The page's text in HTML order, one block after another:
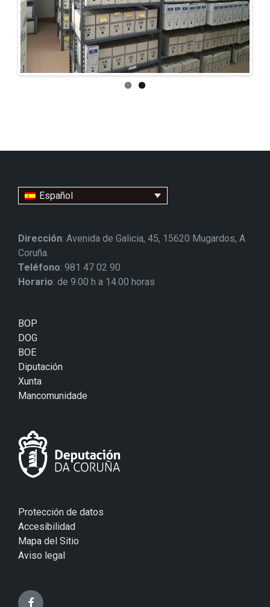
Previ
ous
Next
Español
Dirección: Avenida de Galicia, 45, 15620 Mugardos, A
Coruña.
Teléfono: 981 47 02 90
Horario: de 9.00 h a 14.00 horas
BOP
DOG
BOE
Diputación
Xunta
Mancomunidade
Protección de datos
Accesibilidad
Mapa del Sitio
Aviso legal